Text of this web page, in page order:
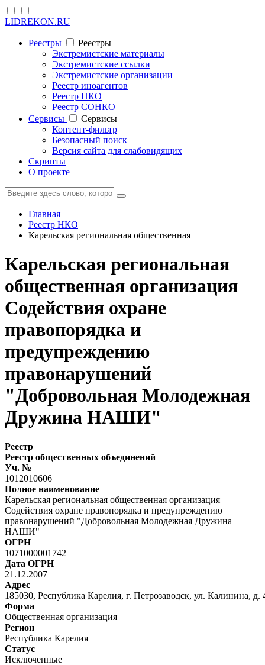
LIDREKON.RU
Реестры
Реестры
Экстремистские материалы
Экстремистские ссылки
Экстремистские организации
Реестр иноагентов
Реестр НКО
Реестр СОНКО
Cервисы
Cервисы
Контент-фильтр
Безопасный поиск
Версия сайта для слабовидящих
Скрипты
О проекте
Главная
Реестр НКО
Карельская региональная общественная
Карельская региональная
общественная организация
Содействия охране
правопорядка и
предупреждению
правонарушений
"Добровольная Молодежная
Дружина НАШИ"
Реестр
Реестр общественных объединений
Уч. №
1012010606
Полное наименование
Карельская региональная общественная организация
Содействия охране правопорядка и предупреждению
правонарушений "Добровольная Молодежная Дружина
НАШИ"
ОГРН
1071000001742
Дата ОГРН
21.12.2007
Адрес
185030, Республика Карелия, г. Петрозаводск, ул. Калинина, д.
Форма
Общественная организация
Регион
Республика Карелия
Статус
Исключенные